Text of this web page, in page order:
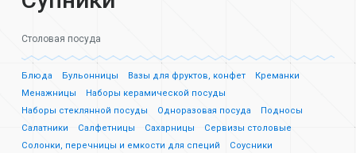
Столовая посуда
Блюда Бульонницы Вазы для фруктов, конфет
Креманки
Менажницы
Наборы керамической посуды
Наборы стеклянной посуды
Одноразовая посуда
Подносы
Салатники
Салфетницы Сахарницы
Сервизы столовые
Солонки, перечницы и емкости для специй
Соусники